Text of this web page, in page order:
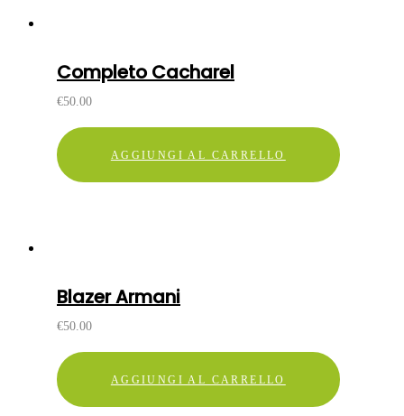
Completo Cacharel
€50.00
AGGIUNGI AL CARRELLO
Blazer Armani
€50.00
AGGIUNGI AL CARRELLO